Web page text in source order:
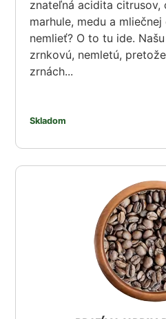
znateľná acidita citrusov,
marhule, medu a
nemlieť? O to tu ide.
zrnkovú, nemletú,
zrnách...
Skladom